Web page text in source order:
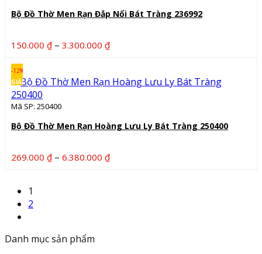
Bộ Đồ Thờ Men Rạn Đắp Nổi Bát Tràng 236992
150.000 ₫ – 3.300.000 ₫Khoảng
150.000 ₫
-12%
GIẢM
Mã SP: 250400
Bộ Đồ Thờ Men Rạn Hoàng Lưu Ly Bát Tràng 250400
269.000 ₫ – 6.380.000 ₫Khoảng
1
2
Danh mục sản phẩm